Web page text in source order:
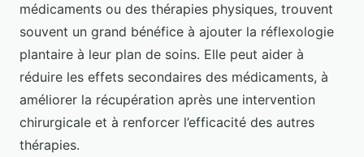
médicaments ou des thérapies physiques, trouvent
souvent un grand bénéfice à ajouter la réflexologie
plantaire à leur plan de soins. Elle peut aider à
réduire les effets secondaires des médicaments, à
améliorer la récupération après une intervention
chirurgicale et à renforcer l’efficacité des autres
thérapies.